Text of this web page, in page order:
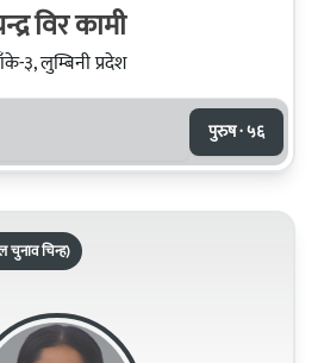
विर कामी
३, लुम्बिनी प्रदेश
पुरुष · ५६
चुनाव चिन्ह)